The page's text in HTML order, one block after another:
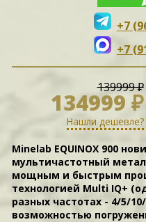
+7
+7
139999 ₽
134999 ₽
Нашли дешевле?
Minelab EQUINOX 900
мультичастотный
мощным и быстрым
технологией Multi IQ+
разных частотах - 4/5/
возможностью